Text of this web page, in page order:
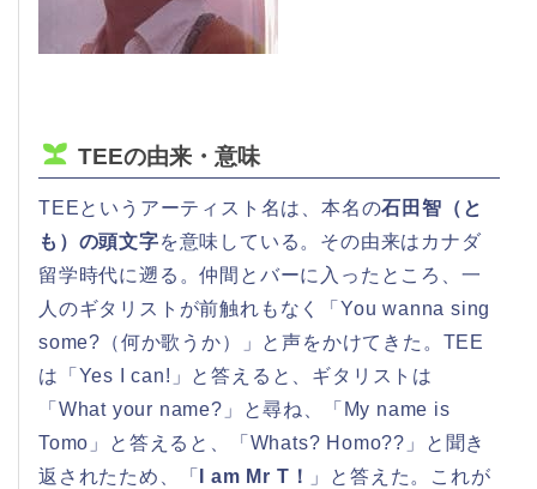
TEEの由来・意味
TEEというアーティスト名は、本名の石田智（と
も）の頭文字を意味している。その由来はカナダ
留学時代に遡る。仲間とバーに入ったところ、一
人のギタリストが前触れもなく「You wanna sing
some?（何か歌うか）」と声をかけてきた。TEE
は「Yes I can!」と答えると、ギタリストは
「What your name?」と尋ね、「My name is
Tomo」と答えると、「Whats? Homo??」と聞き
返されたため、「
I am Mr T！
」と答えた。これが